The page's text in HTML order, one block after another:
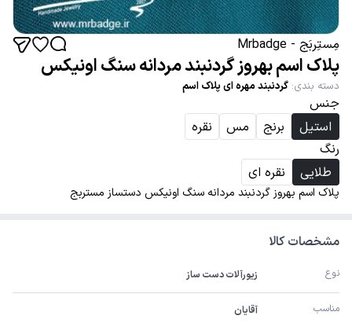
مِستِربَج - Mrbadge
پلاک اسم بهروز گردنبند مردانه سنگ اونیکس
دسته بندی: گردنبند مهره ای پلاک اسم
جنس
استیل
برنج مس
نقره
رنگ
طلایی
نقره ای
پلاک اسم بهروز گردنبند مردانه سنگ اونیکس دستساز مستربج
مشخصات کالا
نوع زیورآلات دست ساز
مناسب آقایان